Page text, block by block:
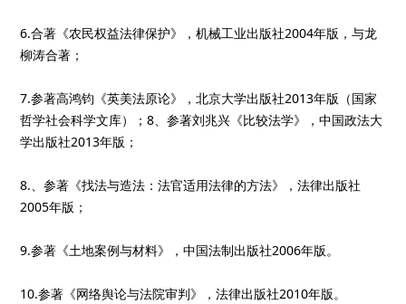
6.合著《农民权益法律保护》，机械工业出版社2004年版，与龙
柳涛合著；
7.参著高鸿钧《英美法原论》，北京大学出版社2013年版（国家
哲学社会科学文库）；8、参著刘兆兴《比较法学》，中国政法大
学出版社2013年版；
8.、参著《找法与造法：法官适用法律的方法》，法律出版社
2005年版；
9.参著《土地案例与材料》，中国法制出版社2006年版。
10.参著《网络舆论与法院审判》，法律出版社2010年版。